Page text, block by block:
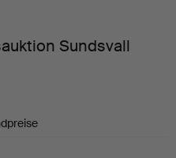
Sundsvall